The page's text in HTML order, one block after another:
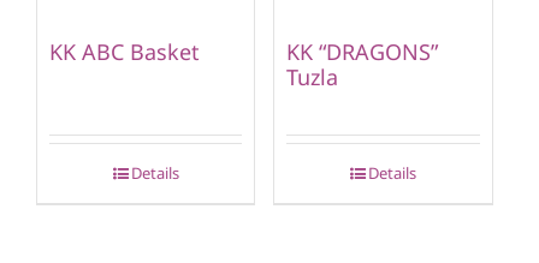
KK ABC Basket
Details
KK “DRAGONS”
Tuzla
Details